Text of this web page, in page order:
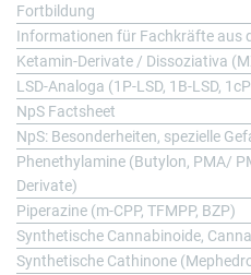
Fortbildung
Informationen für Fachkräfte aus
Ketamin-Derivate / Dissoziativa
LSD-Analoga (1P-LSD, 1B-LSD,
NpS Factsheet
NpS: Besonderheiten, spezielle
Phenethylamine (Butylon, PMA/
Derivate)
Piperazine (m-CPP, TFMPP, BZP)
Synthetische Cannabinoide,
Synthetische Cathinone